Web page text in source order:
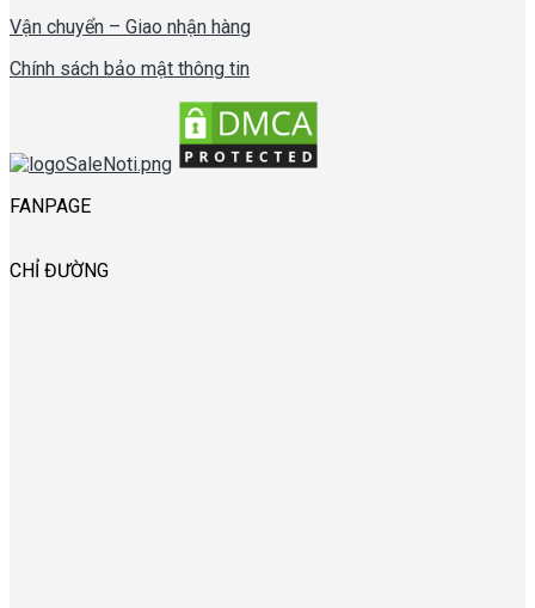
Vận chuyển – Giao nhận hàng
Chính sách bảo mật thông tin
FANPAGE
CHỈ ĐƯỜNG